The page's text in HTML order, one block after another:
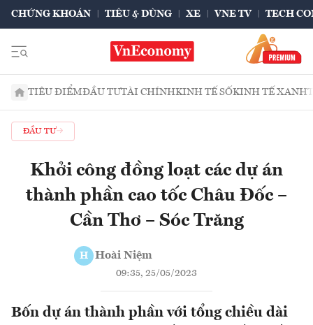
CHỨNG KHOÁN TIÊU & DÙNG XE VNE TV TECH
TIÊU ĐIỂMĐẦU TƯTÀI CHÍNHKINH TẾ SỐKINH TẾ XANH
ĐẦU TƯ
Khởi công đồng loạt các dự án
thành phần cao tốc Châu Đốc –
Cần Thơ – Sóc Trăng
H Hoài Niệm
09:35, 25/05/2023
Bốn dự án thành phần với tổng chiều dài